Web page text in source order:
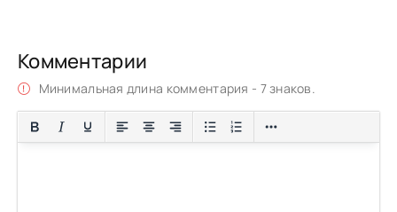
Комментарии
Минимальная длина комментария - 7 знаков.